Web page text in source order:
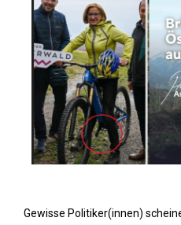
Gewisse Politiker(innen)